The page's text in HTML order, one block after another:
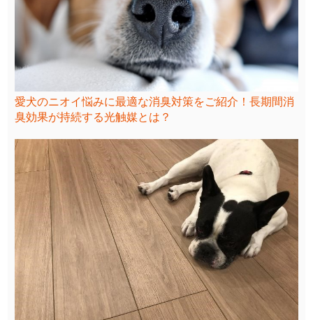
愛犬のニオイ悩みに最適な消臭対策をご紹介！長期間消
臭効果が持続する光触媒とは？